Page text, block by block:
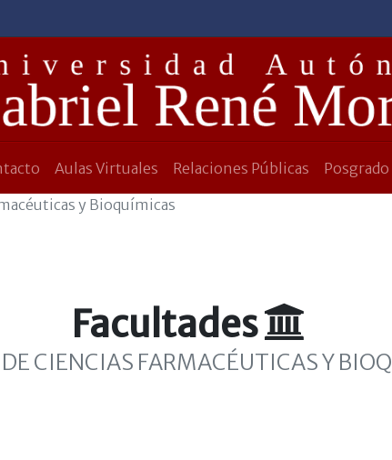
Aulas Virtuales Relaciones Públicas
Posgrado
y Bioquímicas
Facultades
CIENCIAS FARMACÉUTICAS Y